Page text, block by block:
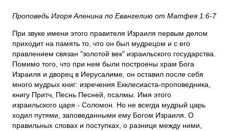
Проповедь Игоря Аленина по Евангелию от Матфея 1:6-7
При звуке имени этого правителя Израиля первым делом
приходит на память то, что он был мудрецом и с его
правлением связан "золотой век" израильского государства.
Помимо того, что при нем были построены храм Бога
Израиля и дворец в Иерусалиме, он оставил после себя
много мудрых книг: изречения Екклесиаста-проповедника,
книгу Притч, Песнь Песней, псалмы. Имя этого
израильского царя - Соломон. Но не всегда мудрый царь
ходил путями, заповеданными ему Богом Израиля. О
правильных словах и поступках, о разнице между ними,